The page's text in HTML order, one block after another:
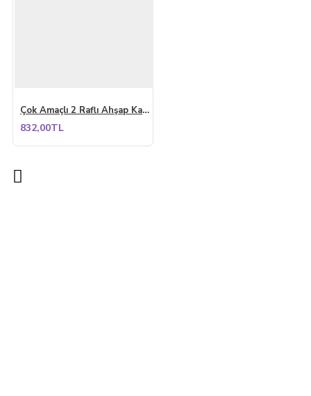
Çok Amaçlı 2 Raflı Ahşap Kahverengi Modern Dekoratif Kitaplık Dosya Ev Ofis Rafı
832,00TL